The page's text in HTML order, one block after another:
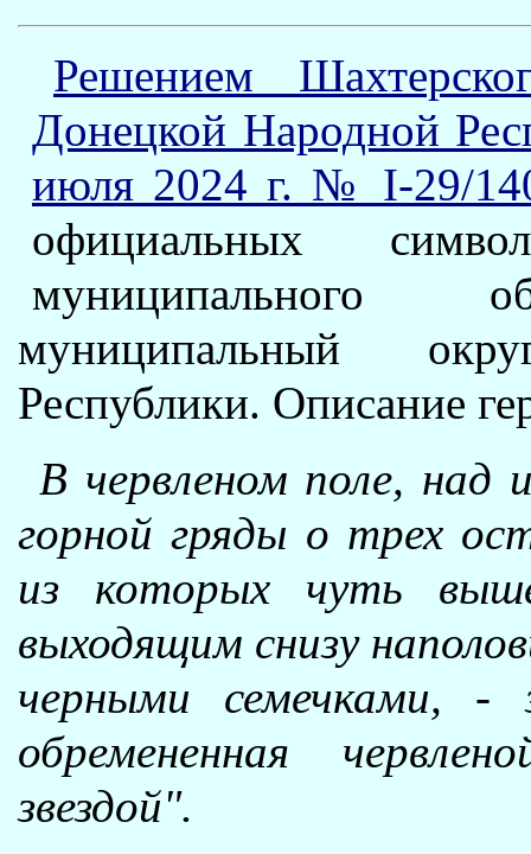
Решением
Донецкой Народной
июля 2024 г. № I-29/
официальных
муниципального
муниципальный
Республики. Описание
В червленом поле, над
горной гряды о трех
из которых чуть
выходящим снизу
черными семечками, -
обремененная
звездой".